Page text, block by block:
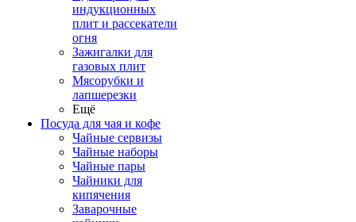
индукционных
плит и рассекатели
огня
Зажигалки для
газовых плит
Мясорубки и
лапшерезки
Ещё
Посуда для чая и кофе
Чайные сервизы
Чайные наборы
Чайные пары
Чайники для
кипячения
Заварочные